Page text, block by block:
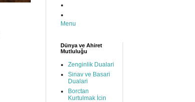
Menu
Dünya ve Ahiret
Mutluluğu
Zenginlik Dualari
Sinav ve Basari
Dualari
Borctan
Kurtulmak İcin